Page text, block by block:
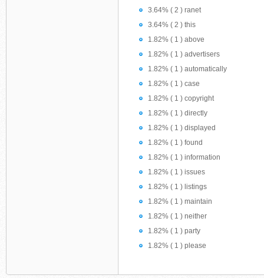
3.64% ( 2 ) ranet
3.64% ( 2 ) this
1.82% ( 1 ) above
1.82% ( 1 ) advertisers
1.82% ( 1 ) automatically
1.82% ( 1 ) case
1.82% ( 1 ) copyright
1.82% ( 1 ) directly
1.82% ( 1 ) displayed
1.82% ( 1 ) found
1.82% ( 1 ) information
1.82% ( 1 ) issues
1.82% ( 1 ) listings
1.82% ( 1 ) maintain
1.82% ( 1 ) neither
1.82% ( 1 ) party
1.82% ( 1 ) please